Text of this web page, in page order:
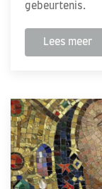
gebeurtenis.
Lees meer